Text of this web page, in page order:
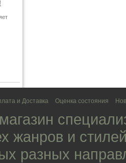
и Доставка Оценка состояния
жанров и
разных